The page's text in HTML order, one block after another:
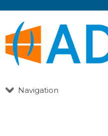
Navigation